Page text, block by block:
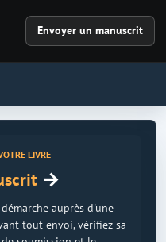
Envoyer un manuscrit
LIVRE
→
auprès d'une
tout envoi, vérifiez sa